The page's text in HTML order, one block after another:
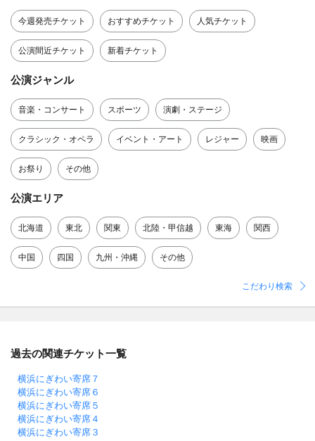
今週発売チケット おすすめチケット 人気チケット
公演間近チケット 新着チケット
公演ジャンル
音楽・コンサート スポーツ 演劇・ステージ
クラシック・オペラ イベント・アート レジャー 映画
お祭り その他
公演エリア
北海道 東北 関東 北陸・甲信越 東海 関西
中国 四国 九州・沖縄 その他
こだわり検索
過去の関連チケット一覧
横浜にぎわい寄席７
横浜にぎわい寄席６
横浜にぎわい寄席５
横浜にぎわい寄席４
横浜にぎわい寄席３